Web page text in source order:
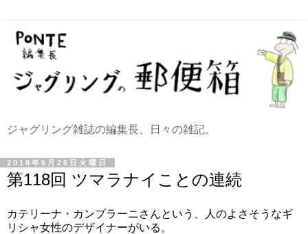
ジャグリング雑誌の編集長、日々の雑記。
2018年6月26日火曜日
第118回 ツマラナイことの連続
カテリーナ・カンプラーニさんという、人のよさそうなギ
リシャ女性のデザイナーがいる。